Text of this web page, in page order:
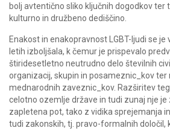
bolj avtentično sliko ključnih dogodkov ter
kulturno in družbeno dediščino.
Enakost in enakopravnost LGBT-ljudi se je
letih izboljšala, k čemur je prispevalo
štiridesetletno neutrudno delo številnih
organizacij, skupin in posameznic_kov ter
mednarodnih zaveznic_kov. Razširitev
celotno ozemlje države in tudi zunaj nje
zapletena pot, tako z vidika sprejemanja
tudi zakonskih, tj. pravo-formalnih določil,